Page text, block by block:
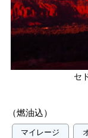
セ
（燃油込）
マイレージ